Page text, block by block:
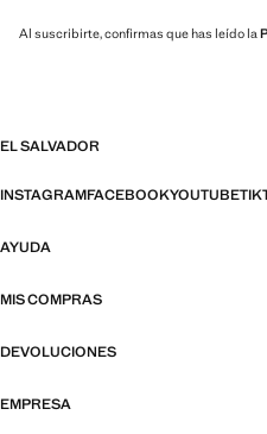
Al suscribirte, confirmas que has leído la
EL SALVADOR
INSTAGRAMFACEBOOKYOUTUBE
AYUDA
MIS COMPRAS
DEVOLUCIONES
EMPRESA